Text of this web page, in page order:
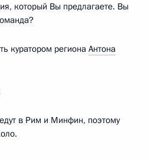
который Вы предлагаете. Вы
куратором региона Антона
в Рим и Минфин, поэтому